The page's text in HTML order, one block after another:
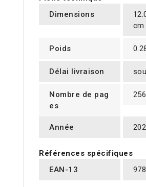
Dimensions
cm
Poids
Délai livraison
Nombre de pag
es
256
Année
Références spécifiques
EAN-13